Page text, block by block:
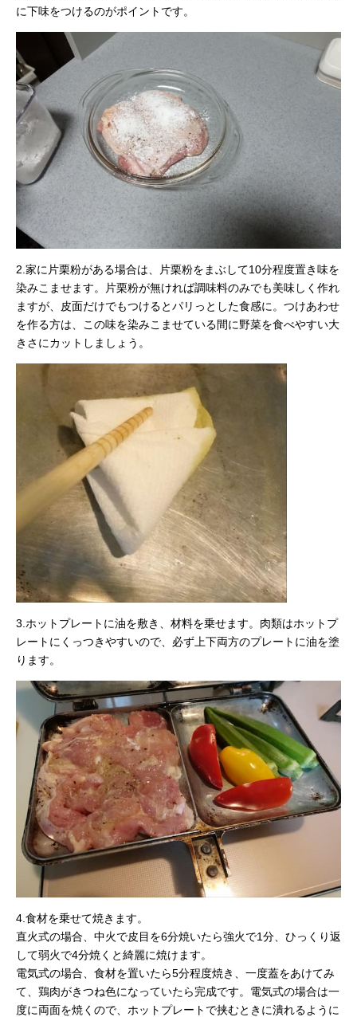
に下味をつけるのがポイントです。
2.家に片栗粉がある場合は、片栗粉をまぶして10分程度置き味を
染みこませます。片栗粉が無ければ調味料のみでも美味しく作れ
ますが、皮面だけでもつけるとパリっとした食感に。つけあわせ
を作る方は、この味を染みこませている間に野菜を食べやすい大
きさにカットしましょう。
3.ホットプレートに油を敷き、材料を乗せます。肉類はホットプ
レートにくっつきやすいので、必ず上下両方のプレートに油を塗
ります。
4.食材を乗せて焼きます。
直火式の場合、中火で皮目を6分焼いたら強火で1分、ひっくり返
して弱火で4分焼くと綺麗に焼けます。
電気式の場合、食材を置いたら5分程度焼き、一度蓋をあけてみ
て、鶏肉がきつね色になっていたら完成です。電気式の場合は一
度に両面を焼くので、ホットプレートで挟むときに潰れるように